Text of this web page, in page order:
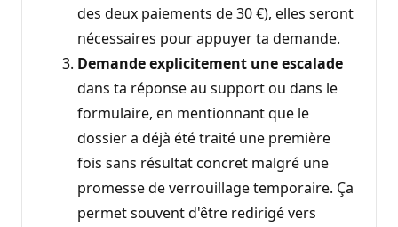
des deux paiements de 30 €), elles seront
nécessaires pour appuyer ta demande.
Demande explicitement une escalade
dans ta réponse au support ou dans le
formulaire, en mentionnant que le
dossier a déjà été traité une première
fois sans résultat concret malgré une
promesse de verrouillage temporaire. Ça
permet souvent d'être redirigé vers